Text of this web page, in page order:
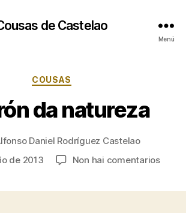
de Castelao
Menú
Categorías
COUSAS
da natureza
Daniel Rodríguez Castelao
de 2013 Non hai comentariosen